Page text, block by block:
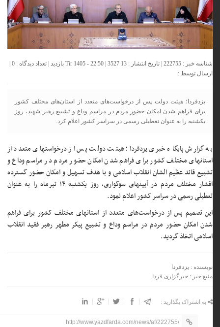
شناسه خبر : 222755 | تاریخ انتشار : 13 Tir 1405 - 22:50 | 3527 بازدید | تعداد دیدگاه : 0
|
ارسال توسط :
یزدفردا؛ هیئت دولت پس از درخواست‌های متعدد از استان‌های مختلف کشور
برای فراهم شدن امکان حضور مردم در مراسم وداع و تشییع رهبر شهید، روز
یکشنبه را به عنوان تعطیلی رسمی در سراسر کشور اعلام کرد.
به گزارش پایگاه خبری یزدفردا؛ هیئت دولت پس از درخواستهای متعدد از
استانهای مختلف کشور برای فراهم شدن امکان حضور مردم در مراسم وداع و
تشییع قائد عظیم الشان انقلاب اسلامی و با هدف تسهیل و امکان حضور گسترده
اقشار مختلف مردم در آیینهای سوگواری، روز یکشنبه ۱۴ تیرماه را به عنوان
تعطیلی رسمی در سراسر کشور اعلام نمود.
این تصمیم پس از درخواست‌های متعدد از استانهای مختلف کشور برای فراهم
شدن امکان حضور مردم در مراسم وداع و تشییع پیکر مطهر رهبر فقید انقلاب
اسلامی اتخاذ گردید.
نویسنده : یزدفردا
منبع خبر : خبرگزاری فردا
به اشتراک بگذارید :
http://www.yazdfarda.com/news/af/222755/